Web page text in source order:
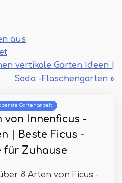
aus
vertikale Garten Ideen |
Soda -Flaschengarten »
Gartenarbeit
von Innenficus -
| Beste Ficus -
für Zuhause
8 Arten von Ficus -